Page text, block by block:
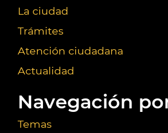
La ciudad
Trámites
Atención ciudadana
Actualidad
Navegación
Temas